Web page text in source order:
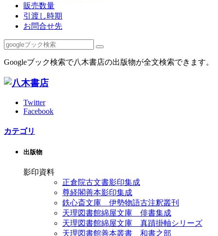
販売数量
引渡し時期
お問合せ先
Googleブック検索で八木書店の出版物が全文検索できます。
Twitter
Facebook
カテゴリ
出版物
影印資料
正倉院古文書影印集成
尊経閣善本影印集成
鉄心斎文庫 伊勢物語古注釈叢刊
天理図書館綿屋文庫 俳書集成
天理図書館綿屋文庫 真蹟掛軸シリーズ
天理図書館善本叢書 和書之部